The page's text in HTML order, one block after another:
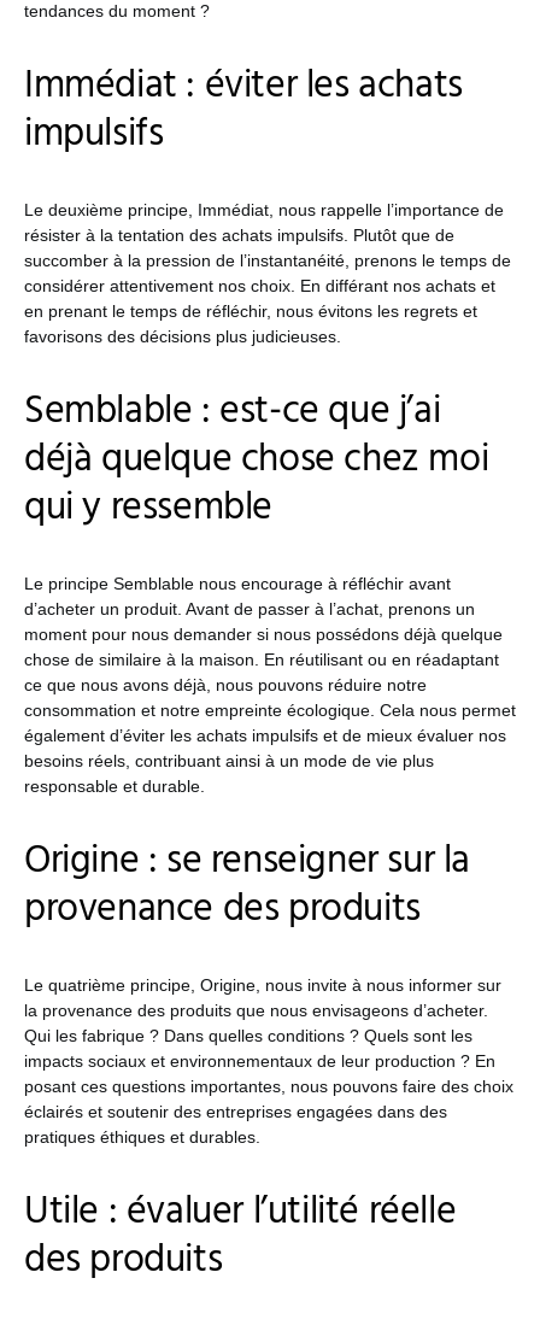
tendances du moment ?
Immédiat : éviter les achats
impulsifs
Le deuxième principe, Immédiat, nous rappelle l’importance de
résister à la tentation des achats impulsifs. Plutôt que de
succomber à la pression de l’instantanéité, prenons le temps de
considérer attentivement nos choix. En différant nos achats et
en prenant le temps de réfléchir, nous évitons les regrets et
favorisons des décisions plus judicieuses.
Semblable : est-ce que j’ai
déjà quelque chose chez moi
qui y ressemble
Le principe Semblable nous encourage à réfléchir avant
d’acheter un produit. Avant de passer à l’achat, prenons un
moment pour nous demander si nous possédons déjà quelque
chose de similaire à la maison. En réutilisant ou en réadaptant
ce que nous avons déjà, nous pouvons réduire notre
consommation et notre empreinte écologique. Cela nous permet
également d’éviter les achats impulsifs et de mieux évaluer nos
besoins réels, contribuant ainsi à un mode de vie plus
responsable et durable.
Origine : se renseigner sur la
provenance des produits
Le quatrième principe, Origine, nous invite à nous informer sur
la provenance des produits que nous envisageons d’acheter.
Qui les fabrique ? Dans quelles conditions ? Quels sont les
impacts sociaux et environnementaux de leur production ? En
posant ces questions importantes, nous pouvons faire des choix
éclairés et soutenir des entreprises engagées dans des
pratiques éthiques et durables.
Utile : évaluer l’utilité réelle
des produits